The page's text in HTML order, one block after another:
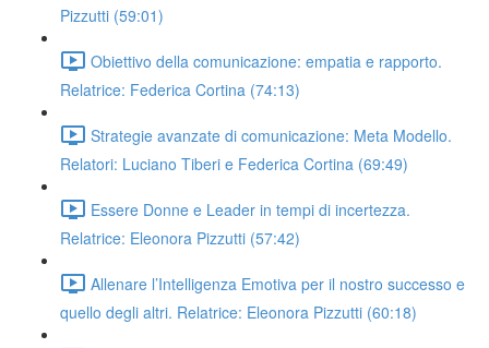
Pizzutti (59:01)
Obiettivo della comunicazione: empatia e rapporto.
Relatrice: Federica Cortina (74:13)
Strategie avanzate di comunicazione: Meta Modello.
Relatori: Luciano Tiberi e Federica Cortina (69:49)
Essere Donne e Leader in tempi di incertezza.
Relatrice: Eleonora Pizzutti (57:42)
Allenare l’Intelligenza Emotiva per il nostro successo e
quello degli altri. Relatrice: Eleonora Pizzutti (60:18)